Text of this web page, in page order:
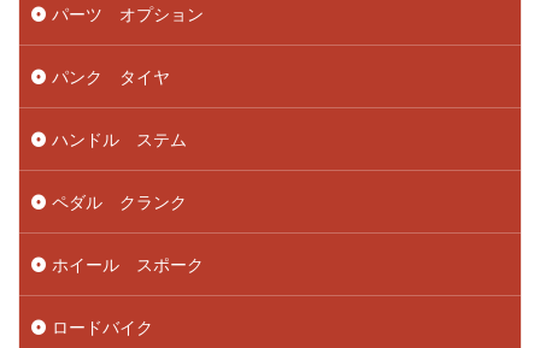
パーツ オプション
パンク タイヤ
ハンドル ステム
ペダル クランク
ホイール スポーク
ロードバイク